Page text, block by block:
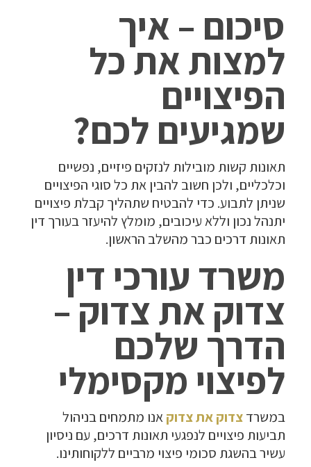
סיכום – איך
למצות את כל
הפיצויים
שמגיעים לכם?
תאונות קשות מובילות לנזקים פיזיים, נפשיים
וכלכליים, ולכן חשוב להבין את כל סוגי הפיצויים
שניתן לתבוע. כדי להבטיח שתהליך קבלת פיצויים
יתנהל נכון וללא עיכובים, מומלץ להיעזר בעורך דין
תאונות דרכים כבר מהשלב הראשון.
משרד עורכי דין
צדוק את צדוק –
הדרך שלכם
לפיצוי מקסימלי
במשרדצדוק את צדוקאנו מתמחים בניהול
תביעות פיצויים לנפגעי תאונות דרכים, עם ניסיון
עשיר בהשגת סכומי פיצוי מרביים ללקוחותינו.